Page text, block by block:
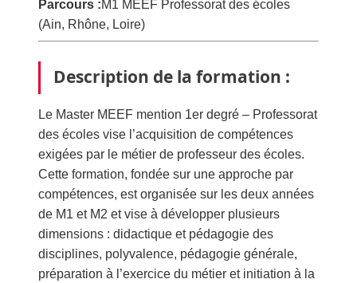
Parcours :M1 MEEF Professorat des écoles
(Ain, Rhône, Loire)
Description de la formation :
Le Master MEEF mention 1er degré – Professorat
des écoles vise l’acquisition de compétences
exigées par le métier de professeur des écoles.
Cette formation, fondée sur une approche par
compétences, est organisée sur les deux années
de M1 et M2 et vise à développer plusieurs
dimensions : didactique et pédagogie des
disciplines, polyvalence, pédagogie générale,
préparation à l’exercice du métier et initiation à la